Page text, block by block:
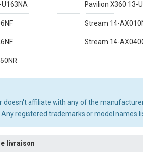
U163NA Pavilion X360 13-
Stream 14-
Stream 14-
doesn't affiliate with any of the
registered trademarks or model names
livraison